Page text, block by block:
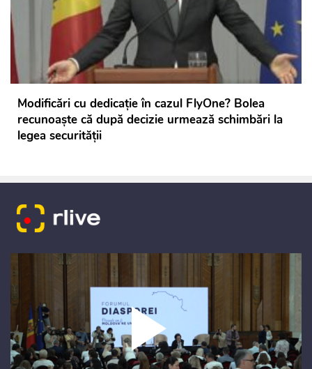
Modificări cu dedicație în cazul FlyOne? Bolea
recunoaște că după decizie urmează schimbări la
legea securității